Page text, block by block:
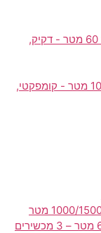
Leica Disto D110 - מד טווח לייזר 60 מטר - דקיק,
Leica Disto D2 - מד טווח לייזר 100 מטר - קומפקטי,
MileSeey R2B – מד טווח לייזר 60 מטר – 3 מכשירים